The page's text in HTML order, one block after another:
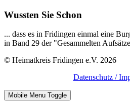
Wussten Sie Schon
... dass es in Fridingen einmal eine
in Band 29 der "Gesammelten
© Heimatkreis Fridingen e.V. 2026
Datenschutz /
Mobile Menu Toggle